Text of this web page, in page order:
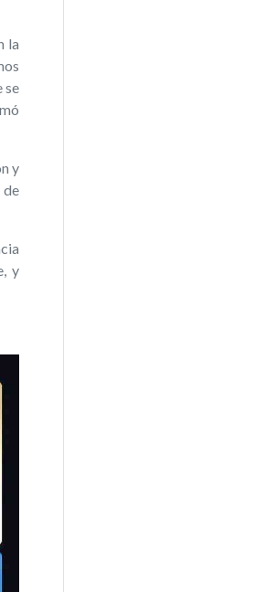
la
se
y
de
y